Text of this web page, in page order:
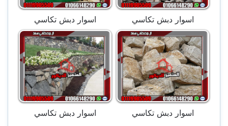
اسوار دبش تكاسي اسوار دبش تكاسي
اسوار دبش تكاسي اسوار دبش تكاسي